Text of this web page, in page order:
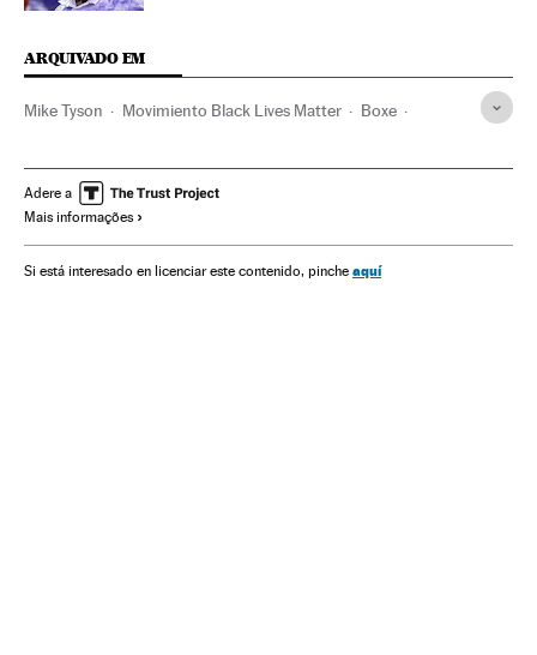
ARQUIVADO EM
Mike Tyson Movimiento Black Lives Matter Boxe
Conflitos raciais Afrodescendentes
Movimentos sociais
Delitos ódio Grupos sociais Discriminação Esportes
Adere a
Mais informações
Si está interesado en licenciar este contenido, pinche aquí